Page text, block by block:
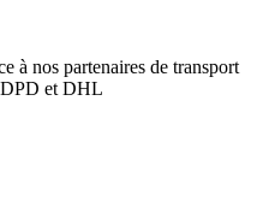
à nos partenaires de transport
DPD et DHL